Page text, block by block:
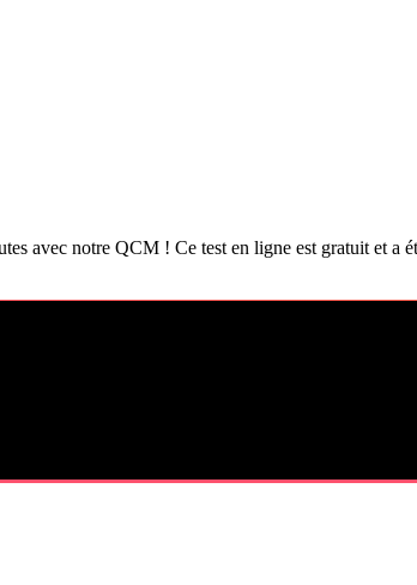
avec notre QCM ! Ce test en ligne est gratuit et a